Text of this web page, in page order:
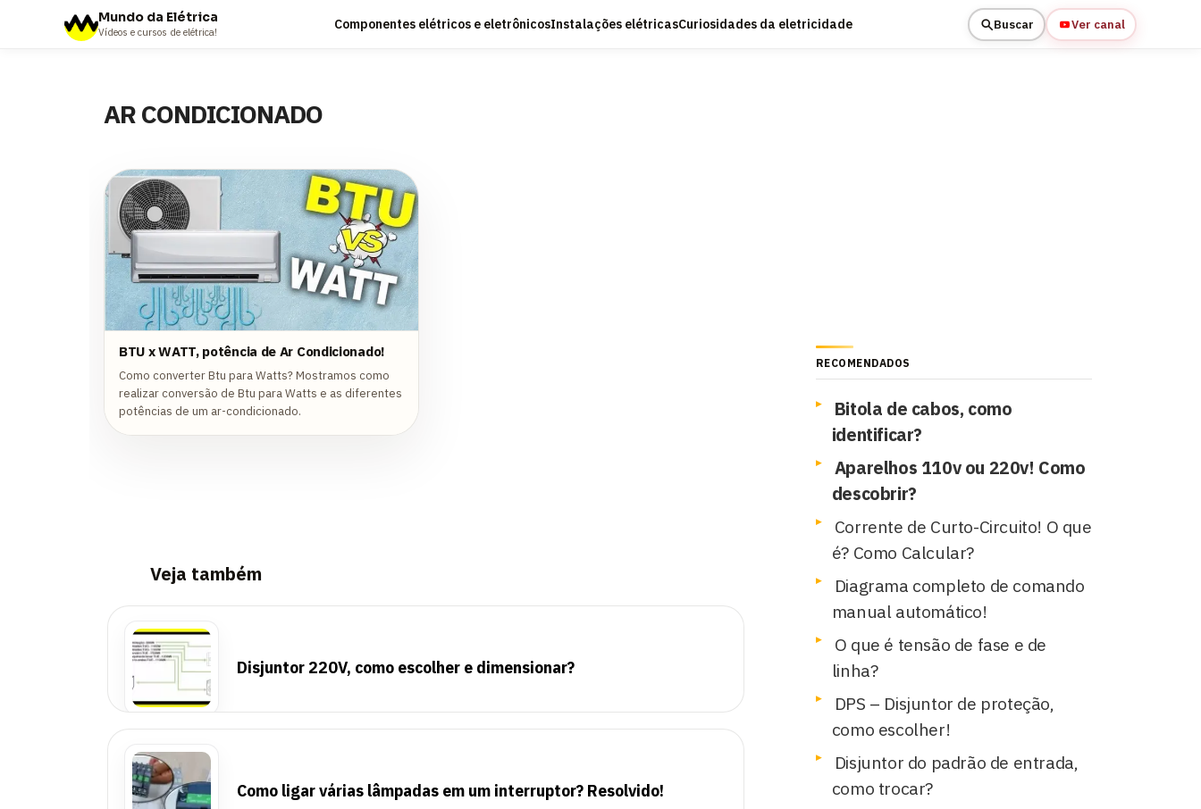
Mundo da Elétrica
Vídeos e cursos de elétrica! Componentes elétricos e eletrônicosInstalações elétricasCuriosidades da eletricidade Buscar Ver canal
AR CONDICIONADO
BTU x WATT, potência de Ar Condicionado!
Como converter Btu para Watts? Mostramos como
realizar conversão de Btu para Watts e as diferentes
potências de um ar-condicionado.
Veja também
Disjuntor 220V, como escolher e dimensionar?
Como ligar várias lâmpadas em um interruptor? Resolvido!
RECOMENDADOS
Bitola de cabos, como
identificar?
Aparelhos 110v ou 220v! Como
descobrir?
Corrente de Curto-Circuito! O que
é? Como Calcular?
Diagrama completo de comando
manual automático!
O que é tensão de fase e de
linha?
DPS – Disjuntor de proteção,
como escolher!
Disjuntor do padrão de entrada,
como trocar?